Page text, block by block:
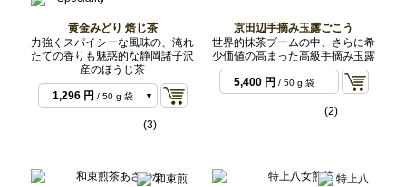
黄金みどり 焙じ茶
力強くスパイシーな風味の、淹れ
たての香りも魅惑的な静岡諸子沢
産のほうじ茶
1,296 円 / 50 g 袋
(3)
京田辺手摘み玉露ごこう
世界的抹茶ブームの中、さらに希
少価値の高まった高級手摘み玉露
5,400 円 / 50 g 袋
(2)